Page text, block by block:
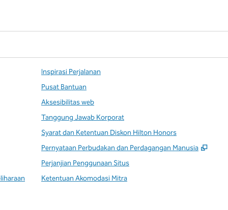
Inspirasi Perjalanan
Pusat Bantuan
Aksesibilitas web
Tanggung Jawab Korporat
Syarat dan Ketentuan Diskon Hilton Honors
Pernyataan Perbudakan dan Perdagangan Manusia
,
Perjanjian Penggunaan Situs
Ketentuan Akomodasi Mitra